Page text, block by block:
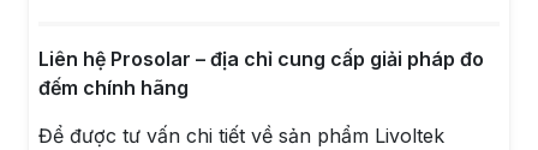
Liên hệ Prosolar – địa chỉ cung cấp giải pháp đo
đếm chính hãng
Để được tư vấn chi tiết về sản phẩm Livoltek